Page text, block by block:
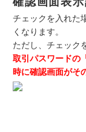
チェックを入れた
くなります。
ただし、チェック
取引パスワードの
時に確認画面がそ